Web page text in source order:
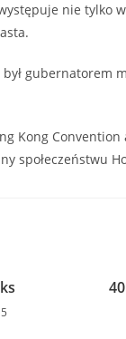
nie tylko
gubernatorem
Kong
społeczeństwu